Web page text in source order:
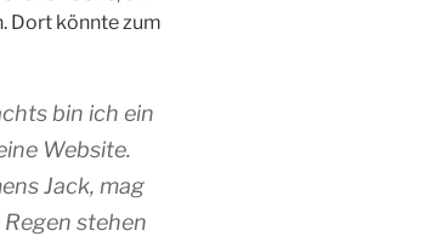
Dort könnte zum
bin ich ein
Website.
Jack, mag
stehen